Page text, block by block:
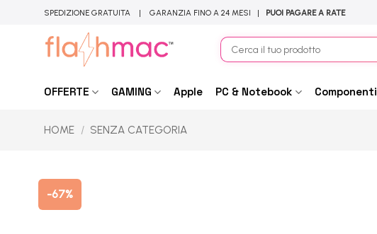
SPEDIZIONE GRATUITA | GARANZIA FINO A 24 MESI | PUOI PAGARE A RATE
Cerca:
OFFERTE GAMING Apple PC & Notebook Componenti
HOME / SENZA CATEGORIA
-67%